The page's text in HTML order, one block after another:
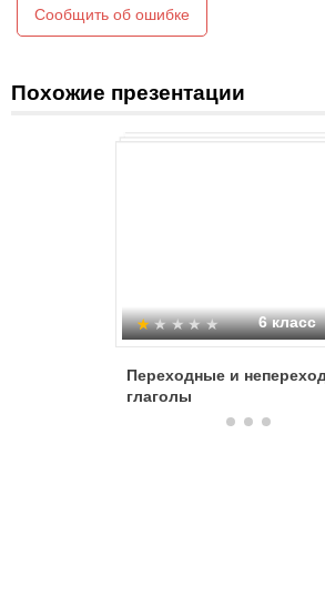
Сообщить об ошибке
Похожие презентации
6 класс
Переходные и
глаголы